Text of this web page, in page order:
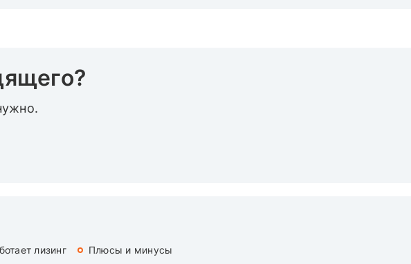
лизинг Плюсы и минусы